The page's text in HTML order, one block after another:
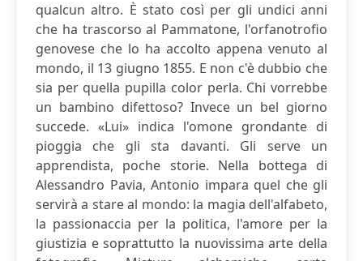
qualcun altro. È stato così per gli undici anni
che ha trascorso al Pammatone, l'orfanotrofio
genovese che lo ha accolto appena venuto al
mondo, il 13 giugno 1855. E non c'è dubbio che
sia per quella pupilla color perla. Chi vorrebbe
un bambino difettoso? Invece un bel giorno
succede. «Lui» indica l'omone grondante di
pioggia che gli sta davanti. Gli serve un
apprendista, poche storie. Nella bottega di
Alessandro Pavia, Antonio impara quel che gli
servirà a stare al mondo: la magia dell'alfabeto,
la passionaccia per la politica, l'amore per la
giustizia e soprattutto la nuovissima arte della